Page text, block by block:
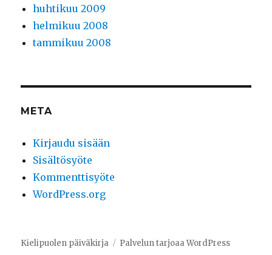
huhtikuu 2009
helmikuu 2008
tammikuu 2008
META
Kirjaudu sisään
Sisältösyöte
Kommenttisyöte
WordPress.org
Kielipuolen päiväkirja Palvelun tarjoaa WordPress